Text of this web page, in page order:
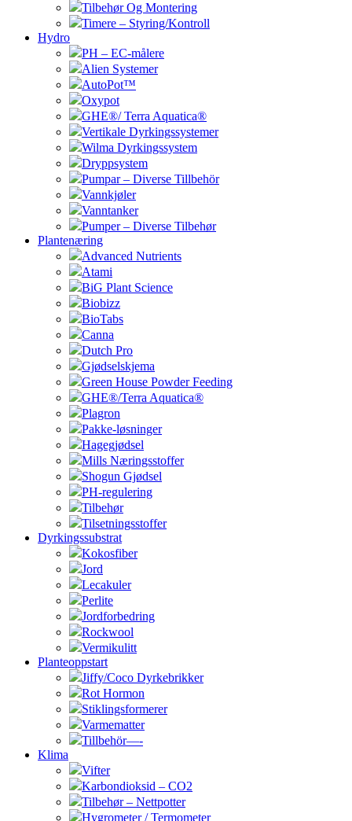
Tilbehør Og Montering
Timere – Styring/Kontroll
Hydro
PH – EC-målere
Alien Systemer
AutoPot™
Oxypot
GHE®/ Terra Aquatica®
Vertikale Dyrkingssystemer
Wilma Dyrkingssystem
Dryppsystem
Pumpar – Diverse Tillbehör
Vannkjøler
Vanntanker
Pumper – Diverse Tilbehør
Plantenæring
Advanced Nutrients
Atami
BiG Plant Science
Biobizz
BioTabs
Canna
Dutch Pro
Gjødselskjema
Green House Powder Feeding
GHE®/Terra Aquatica®
Plagron
Pakke-løsninger
Hagegjødsel
Mills Næringsstoffer
Shogun Gjødsel
PH-regulering
Tilbehør
Tilsetningsstoffer
Dyrkingssubstrat
Kokosfiber
Jord
Lecakuler
Perlite
Jordforbedring
Rockwool
Vermikulitt
Planteoppstart
Jiffy/Coco Dyrkebrikker
Rot Hormon
Stiklingsformerer
Varmematter
Tillbehör—-
Klima
Vifter
Karbondioksid – CO2
Tilbehør – Nettpotter
Hygrometer / Termometer